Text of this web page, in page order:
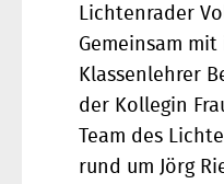
Lichtenrader
Gemeinsam mit
Klassenlehrer
der Kollegin
Team des
rund um Jörg